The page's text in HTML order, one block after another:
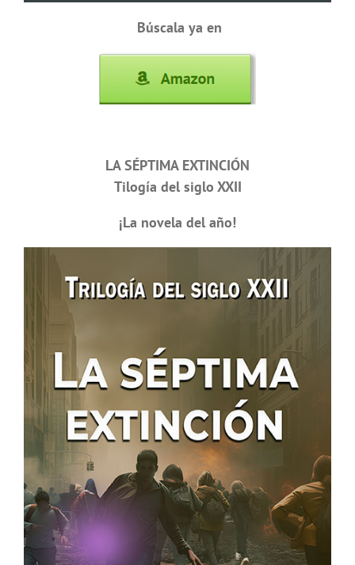
Búscala ya en
LA SÉPTIMA EXTINCIÓN
Tilogía del siglo XXII
¡La novela del año!